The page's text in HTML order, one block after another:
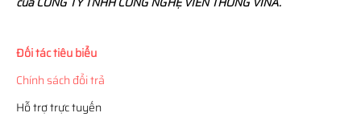
Đối tác tiêu biểu
Chính sách đổi trả
Hỗ trợ trực tuyến